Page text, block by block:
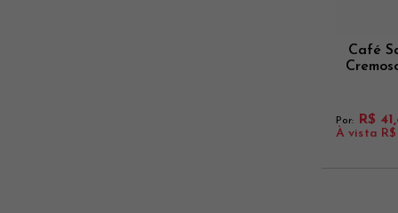
Café
Por: R$
À vista